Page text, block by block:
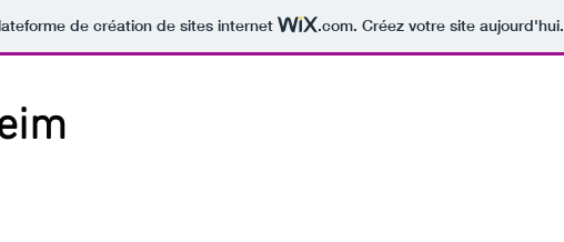
de création de sites internet .com. Créez votre site aujourd'hui.